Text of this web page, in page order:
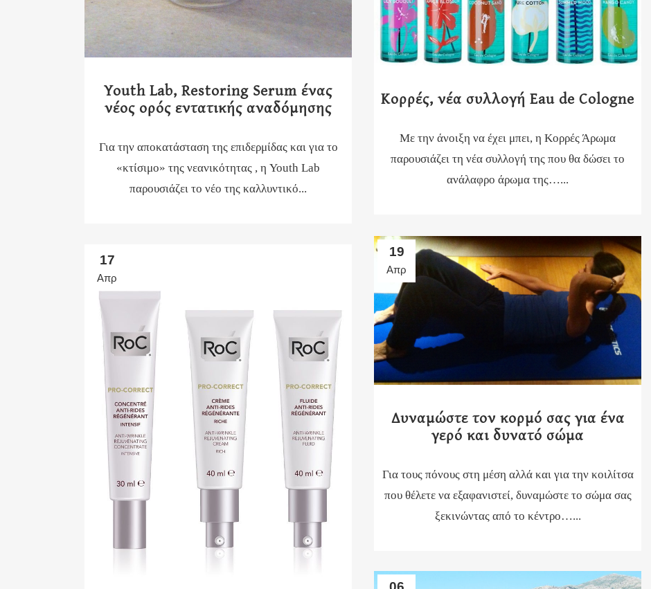
Youth Lab, Restoring Serum ένας
νέος ορός εντατικής αναδόμησης
Για την αποκατάσταση της επιδερμίδας και για το
«κτίσιμο» της νεανικότητας , η Youth Lab
παρουσιάζει το νέο της καλλυντικό...
Κορρές, νέα συλλογή Eau de Cologne
Με την άνοιξη να έχει μπει, η Κορρές Άρωμα
παρουσιάζει τη νέα συλλογή της που θα δώσει το
ανάλαφρο άρωμα της…...
19
Απρ
Δυναμώστε τον κορμό σας για ένα
γερό και δυνατό σώμα
Για τους πόνους στη μέση αλλά και για την κοιλίτσα
που θέλετε να εξαφανιστεί, δυναμώστε το σώμα σας
ξεκινώντας από το κέντρο…...
17
Απρ